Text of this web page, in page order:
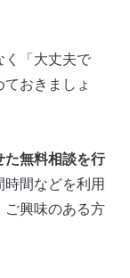
く「大丈夫で
おきましょ
た無料相談を行
間などを利用
ご興味のある方